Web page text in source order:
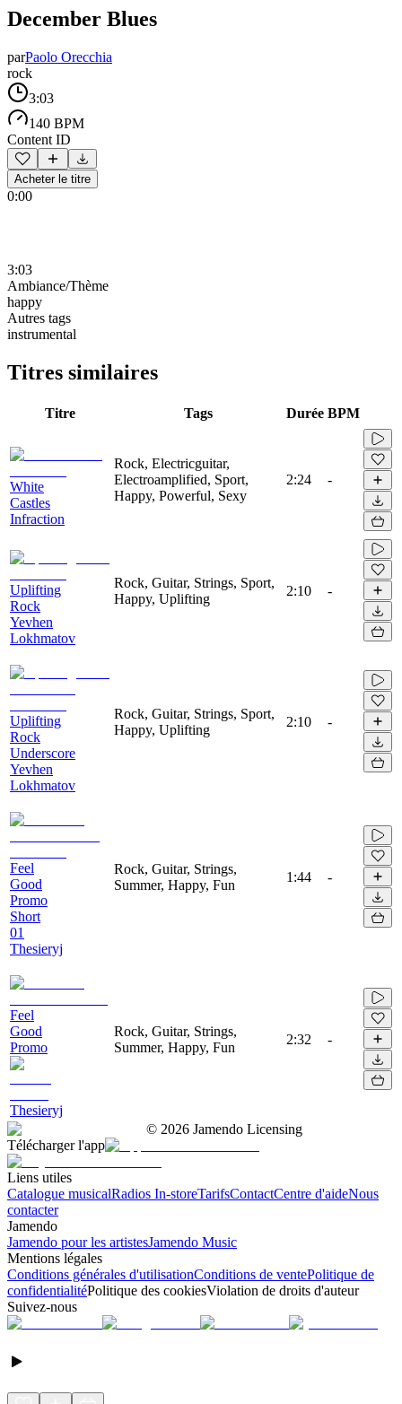
December Blues
parPaolo Orecchia
rock
3:03
140 BPM
Content ID
Acheter le titre
0:00
3:03
Ambiance/Thème
happy
Autres tags
instrumental
Titres similaires
Titre Tags Durée BPM
White
Castles
Infraction
Rock, Electricguitar,
Electroamplified, Sport,
Happy, Powerful, Sexy
2:24 -
Uplifting
Rock
Yevhen
Lokhmatov
Rock, Guitar, Strings, Sport,
Happy, Uplifting
2:10 -
Uplifting
Rock
Underscore
Yevhen
Lokhmatov
Rock, Guitar, Strings, Sport,
Happy, Uplifting
2:10 -
Feel
Good
Promo
Short
01
Thesieryj
Rock, Guitar, Strings,
Summer, Happy, Fun
1:44 -
Feel
Good
Promo
Thesieryj
Rock, Guitar, Strings,
Summer, Happy, Fun
2:32 -
© 2026 Jamendo Licensing
Télécharger l'app
Liens utiles
Catalogue musicalRadios In-storeTarifsContactCentre d'aideNous
contacter
Jamendo
Jamendo pour les artistesJamendo Music
Mentions légales
Conditions générales d'utilisationConditions de ventePolitique de
confidentialitéPolitique des cookiesViolation de droits d'auteur
Suivez-nous